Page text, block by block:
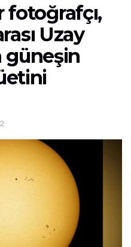
fotoğrafçı,
Uzay
güneşin